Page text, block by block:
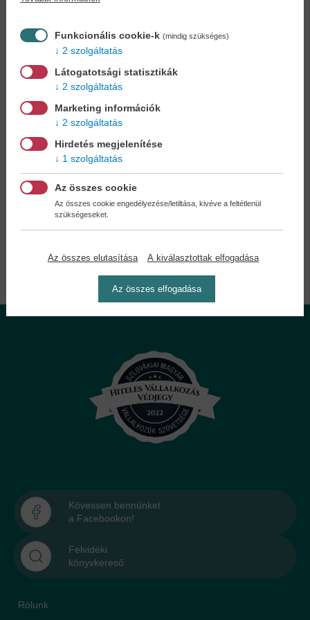
könyvet - tumultus nélkül!
Kedvezmények, nyereményjátékok,
bónuszok- tegye próbára a Könyvklub szolgáltatását
Ön is!
Alegelőnyösebb postaköltséggelszámoljon!
Önnek semmiféle kötelezettsége a Családi
Kövessen bennünket
a Facebookon!
Felvidéki
könyvkereső
Rólunk
Funkcionális cookie-k (mindig szükséges)
2 szolgáltatás
Látogatotsági statisztikák
2 szolgáltatás
Marketing információk
2 szolgáltatás
Hirdetés megjelenítése
1 szolgáltatás
Az összes cookie
Az összes cookie engedélyezése/letiltása, kivéve a feltétlenül
szükségeseket.
Az összes elutasítása A kiválasztottak elfogadása
Az összes elfogadása